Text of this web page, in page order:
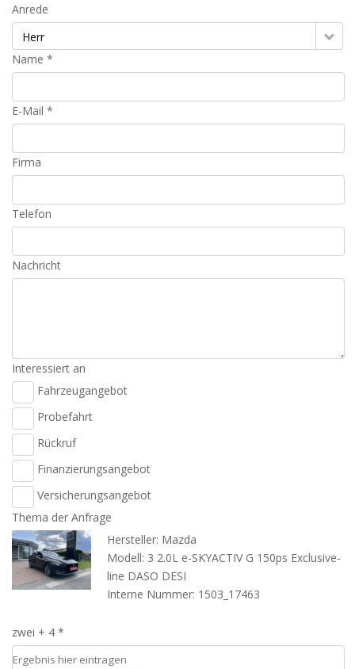
Anrede
Herr
Name *
E-Mail *
Firma
Telefon
Nachricht
Interessiert an
Fahrzeugangebot
Probefahrt
Rückruf
Finanzierungsangebot
Versicherungsangebot
Thema der Anfrage
Hersteller: Mazda
Modell: 3 2.0L e-SKYACTIV G 150ps Exclusive-
line DASO DESI
Interne Nummer: 1503_17463
zwei + 4 *